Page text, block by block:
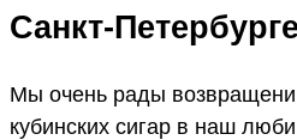
Санкт-
Мы очень рады
кубинских сигар в наш